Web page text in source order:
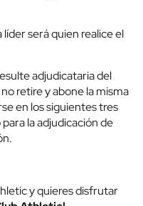
será quien realice el
adjudicataria del
retire y abone la misma
en los siguientes tres
la adjudicación de
y quieres disfrutar